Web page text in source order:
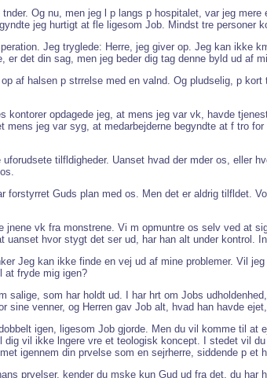
Og nu, men jeg l p langs p hospitalet, var jeg
jeg hurtigt at fle ligesom Job. Mindst tre
Jeg tryglede: Herre, jeg giver op. Jeg kan ikke
er det din sag, men jeg beder dig tag denne byld ud af
af halsen p strrelse med en valnd. Og pludselig, p
kontorer opdagede jeg, at mens jeg var vk, havde
jeg var syg, at medarbejderne begyndte at f tro
tilfldigheder. Uanset hvad der mder os,
forstyrret Guds plan med os. Men det er aldrig tilfldet.
jnene vk fra monstrene. Vi m opmuntre os selv ved at
uanset hvor stygt det ser ud, har han alt under kontrol.
Jeg kan ikke finde en vej ud af mine problemer. Vil
at fryde mig igen?
salige, som har holdt ud. I har hrt om Jobs
sine venner, og Herren gav Job alt, hvad han havde
igen, ligesom Job gjorde. Men du vil komme til
vil ikke lngere vre et teologisk koncept. I stedet vil
igennem din prvelse som en sejrherre, siddende p
prvelser, kender du mske kun Gud ud fra det, du